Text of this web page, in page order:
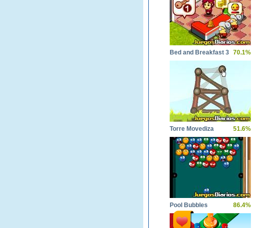
Bed and Breakfast 3 70.1%
Torre Movediza 51.6%
Pool Bubbles 86.4%